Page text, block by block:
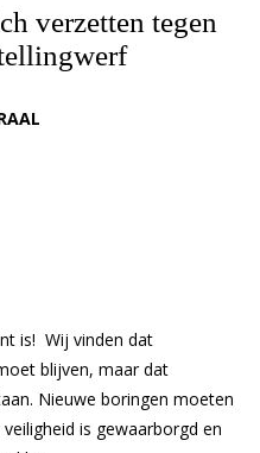
verzetten tegen
is! Wij vinden dat
blijven, maar dat
Nieuwe boringen moeten
is gewaarborgd en